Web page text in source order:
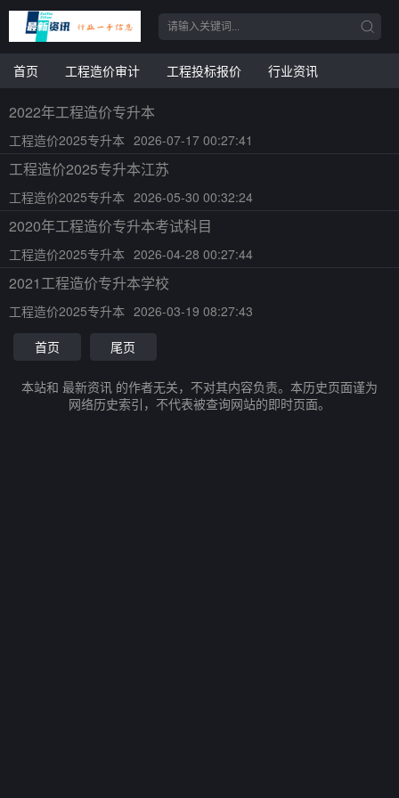
首页 工程造价审计 工程投标报价 行业资讯
2022年工程造价专升本
工程造价2025专升本 2026-07-17 00:27:41
工程造价2025专升本江苏
工程造价2025专升本 2026-05-30 00:32:24
2020年工程造价专升本考试科目
工程造价2025专升本 2026-04-28 00:27:44
2021工程造价专升本学校
工程造价2025专升本 2026-03-19 08:27:43
首页
尾页
本站和 最新资讯 的作者无关，不对其内容负责。本历史页面谨为
网络历史索引，不代表被查询网站的即时页面。